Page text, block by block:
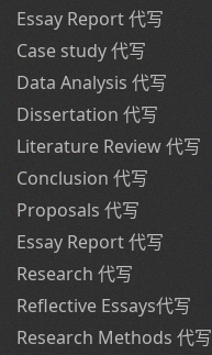
Essay Report 代写
Case study 代写
Data Analysis 代写
Dissertation 代写
Literature Review 代写
Conclusion 代写
Proposals 代写
Essay Report 代写
Research 代写
Reflective Essays代写
Research Methods 代写